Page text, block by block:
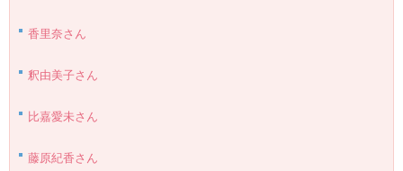
香里奈さん
釈由美子さん
比嘉愛未さん
藤原紀香さん